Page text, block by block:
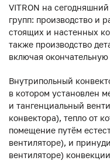
VITRON на
групп: производство и
стоящих и настенных
также производство
включая
Внутрипольный
в котором установлен
и тангенциальный
конвектора), тепло от
помещение путём
вентиляторе), и
вентиляторе)